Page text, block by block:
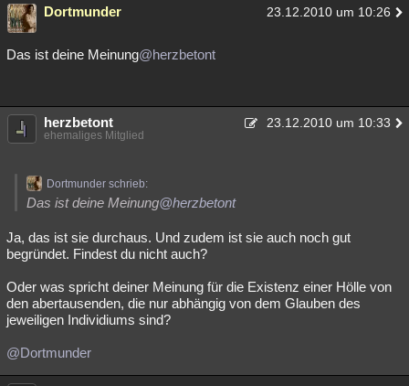
Dortmunder 23.12.2010 um 10:26
Das ist deine Meinung@herzbetont
herzbetont 23.12.2010 um 10:33
ehemaliges Mitglied
Dortmunder schrieb:
Das ist deine Meinung@herzbetont
Ja, das ist sie durchaus. Und zudem ist sie auch noch gut
begründet. Findest du nicht auch?
Oder was spricht deiner Meinung für die Existenz einer Hölle von
den abertausenden, die nur abhängig von dem Glauben des
jeweiligen Individiums sind?
@Dortmunder